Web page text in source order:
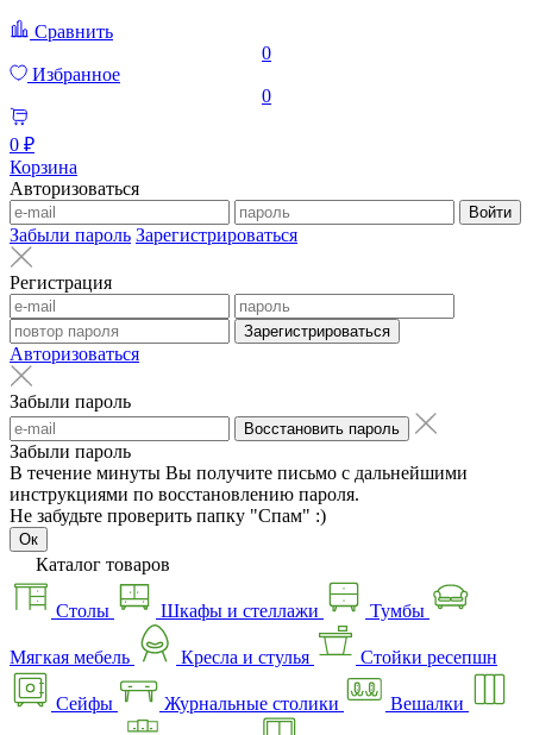
Сравнить
0
Избранное
0
0 ₽
Корзина
Авторизоваться
Войти
Забыли пароль Зарегистрироваться
Регистрация
Зарегистрироваться
Авторизоваться
Забыли пароль
Восстановить пароль
Забыли пароль
В течение минуты Вы получите письмо с дальнейшими
инструкциями по восстановлению пароля.
Не забудьте проверить папку "Спам" :)
Ок
Каталог товаров
Столы Шкафы и стеллажи Тумбы
Мягкая мебель Кресла и стулья Стойки ресепшн
Сейфы Журнальные столики Вешалки